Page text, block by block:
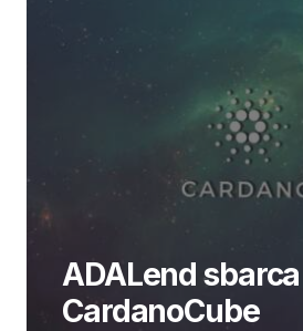
ADALend
CardanoCube